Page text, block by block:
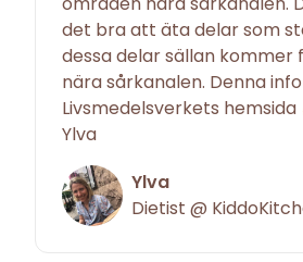
det bra att äta delar som
dessa delar sällan kommer
nära sårkanalen. Denna
Livsmedelsverkets
Ylva
Ylva
Dietist @